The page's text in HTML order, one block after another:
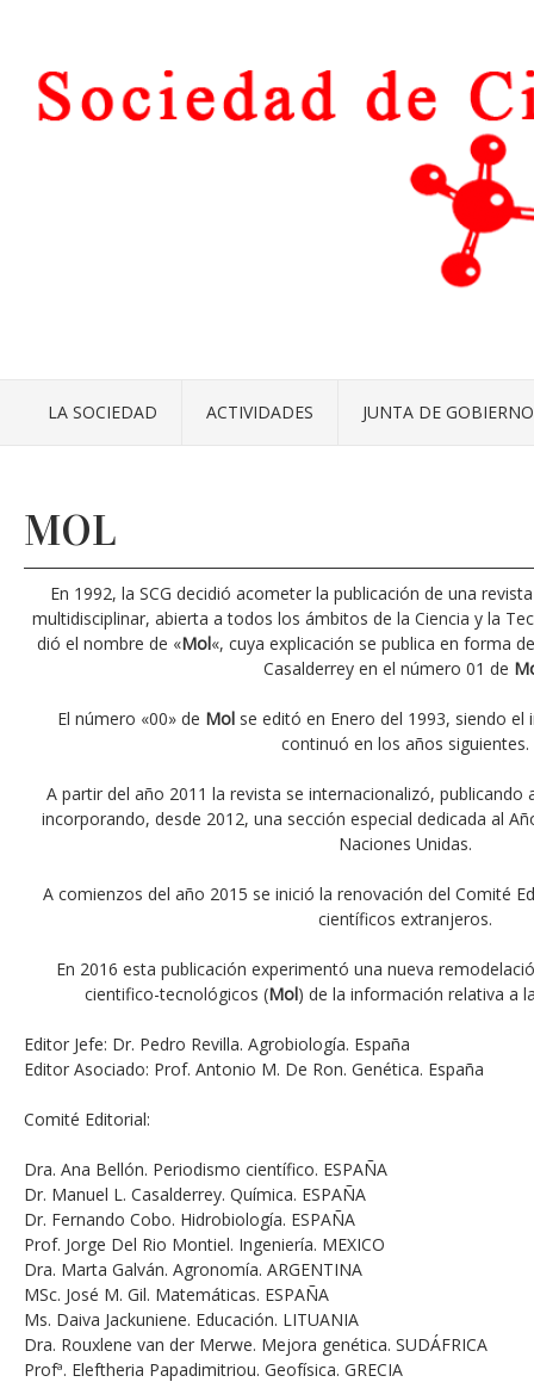
LA SOCIEDAD ACTIVIDADES JUNTA DE GOBIERNO
MOL
En 1992, la SCG decidió acometer la publicación de una
multidisciplinar, abierta a todos los ámbitos de la Ciencia y la
dió el nombre de «Mol«, cuya explicación se publica en forma
Casalderrey en el número 01 de
El número «00» de Molse editó en Enero del 1993, siendo el
continuó en los años siguientes.
A partir del año 2011 la revista se internacionalizó, publicando
incorporando, desde 2012, una sección especial dedicada al
Naciones Unidas.
A comienzos del año 2015 se inició la renovación del Comité
científicos extranjeros.
En 2016 esta publicación experimentó una nueva
cientifico-tecnológicos (Mol) de la información relativa a
Editor Jefe: Dr. Pedro Revilla. Agrobiología. España
Editor Asociado: Prof. Antonio M. De Ron. Genética. España
Comité Editorial:
Dra. Ana Bellón. Periodismo científico. ESPAÑA
Dr. Manuel L. Casalderrey. Química. ESPAÑA
Dr. Fernando Cobo. Hidrobiología. ESPAÑA
Prof. Jorge Del Rio Montiel. Ingeniería. MEXICO
Dra. Marta Galván. Agronomía. ARGENTINA
MSc. José M. Gil. Matemáticas. ESPAÑA
Ms. Daiva Jackuniene. Educación. LITUANIA
Dra. Rouxlene van der Merwe. Mejora genética. SUDÁFRICA
Profª. Eleftheria Papadimitriou. Geofísica. GRECIA